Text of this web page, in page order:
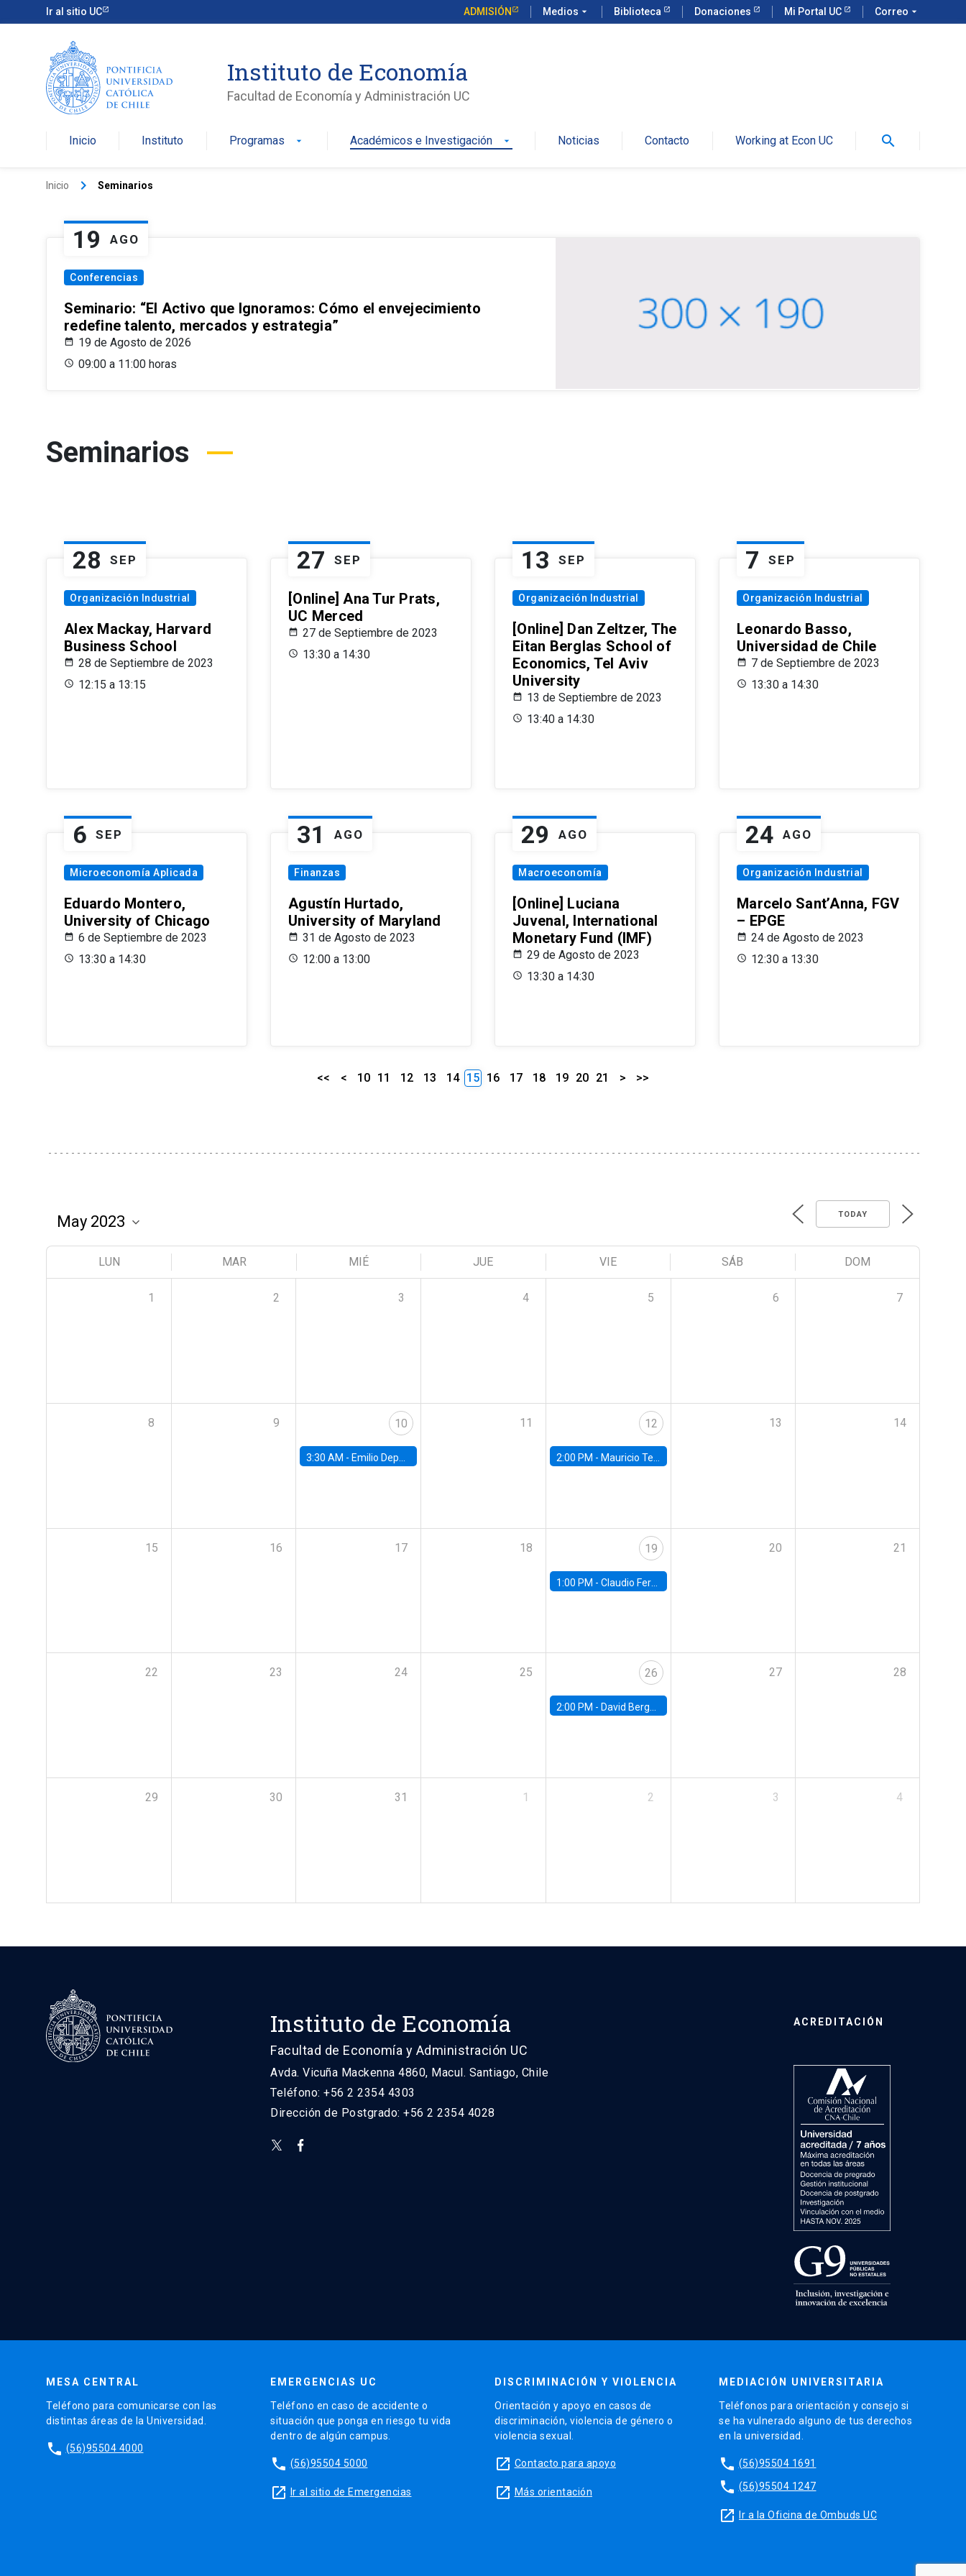
Ir al sitio UC ADMISIÓN Medios arrow_drop_down Biblioteca Donaciones Mi Portal UC Correo arrow_drop_down
Instituto de Economía
Facultad de Economía y Administración UC
Inicio Instituto Programas arrow_drop_down Académicos e Investigación arrow_drop_down Noticias Contacto Working at Econ UC search
Inicio keyboard_arrow_right Seminarios
19 AGO
Conferencias
Seminario: “El Activo que Ignoramos: Cómo el envejecimiento
redefine talento, mercados y estrategia”
19 de Agosto de 2026
09:00 a 11:00 horas
Seminarios
28 SEP
Organización Industrial
Alex Mackay, Harvard
Business School
28 de Septiembre de 2023
12:15 a 13:15
27 SEP
[Online] Ana Tur Prats,
UC Merced
27 de Septiembre de 2023
13:30 a 14:30
13 SEP
Organización Industrial
[Online] Dan Zeltzer, The
Eitan Berglas School of
Economics, Tel Aviv
University
13 de Septiembre de 2023
13:40 a 14:30
7 SEP
Organización Industrial
Leonardo Basso,
Universidad de Chile
7 de Septiembre de 2023
13:30 a 14:30
6 SEP
Microeconomía Aplicada
Eduardo Montero,
University of Chicago
6 de Septiembre de 2023
13:30 a 14:30
31 AGO
Finanzas
Agustín Hurtado,
University of Maryland
31 de Agosto de 2023
12:00 a 13:00
29 AGO
Macroeconomía
[Online] Luciana
Juvenal, International
Monetary Fund (IMF)
29 de Agosto de 2023
13:30 a 14:30
24 AGO
Organización Industrial
Marcelo Sant’Anna, FGV
– EPGE
24 de Agosto de 2023
12:30 a 13:30
<< < 10 11 12 13 14 15 16 17 18 19 20 21 > >>
TODAY
LUN MAR MIÉ JUE VIE SÁB DOM
1 2 3 4 5 6 7
8 9 10
3:30 AM - Emilio Depetris-Chauvín, Universidad Católica
11 12
2:00 PM - Mauricio Tejada, UDP
13 14
15 16 17 18 19
1:00 PM - Claudio Ferraz, British Columbia
20 21
22 23 24 25 26
2:00 PM - David Berger, Duke
27 28
29 30 31 1 2 3 4
Instituto de Economía
Facultad de Economía y Administración UC
Avda. Vicuña Mackenna 4860, Macul. Santiago, Chile
Teléfono: +56 2 2354 4303
Dirección de Postgrado: +56 2 2354 4028
ACREDITACIÓN
MESA CENTRAL
Teléfono para comunicarse con las
distintas áreas de la Universidad.
phone (56)95504 4000
EMERGENCIAS UC
Teléfono en caso de accidente o
situación que ponga en riesgo tu vida
dentro de algún campus.
phone (56)95504 5000
launch Ir al sitio de Emergencias
DISCRIMINACIÓN Y VIOLENCIA
Orientación y apoyo en casos de
discriminación, violencia de género o
violencia sexual.
launch Contacto para apoyo
launch Más orientación
MEDIACIÓN UNIVERSITARIA
Teléfonos para orientación y consejo si
se ha vulnerado alguno de tus derechos
en la universidad.
phone (56)95504 1691
phone (56)95504 1247
launch Ir a la Oficina de Ombuds UC